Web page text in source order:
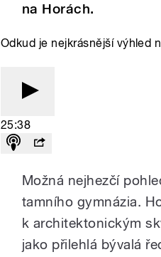
na Horách.
Odkud je nejkrásnější výhled
25:38
Možná nejhezčí
tamního gymnázia.
k architektonickým
jako přilehlá bývalá